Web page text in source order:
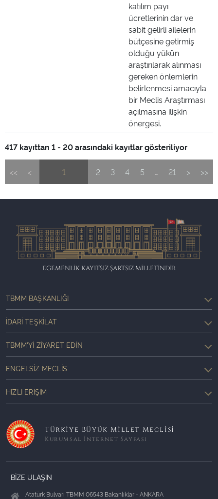
katılım payı
ücretlerinin dar ve
sabit gelirli ailelerin
bütçesine getirmiş
olduğu yükün
araştırılarak alınması
gereken önlemlerin
belirlenmesi amacıyla
bir Meclis Araştırması
açılmasına ilişkin
önergesi.
417 kayıttan 1 - 20 arasındaki kayıtlar gösteriliyor
<< < 1 2 3 4 5 … 21 > >>
EGEMENLİK KAYITSIZ ŞARTSIZ MİLLETİNDİR
TBMM BAŞKANLIĞI
İDARI TEŞKILAT
TBMM'YI ZIYARET EDIN
ENGELSIZ MECLIS
HIZLI ERIŞIM
Türkiye Büyük Millet Meclisi
Kurumsal İnternet Sayfası
BİZE ULAŞIN
Atatürk Bulvarı TBMM 06543 Bakanlıklar - ANKARA